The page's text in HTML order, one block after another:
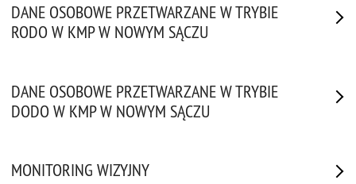
DANE OSOBOWE PRZETWARZANE W TRYBIE
RODO W KMP W NOWYM SĄCZU
DANE OSOBOWE PRZETWARZANE W TRYBIE
DODO W KMP W NOWYM SĄCZU
MONITORING WIZYJNY